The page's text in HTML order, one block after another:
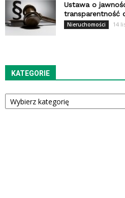
Ustawa o
transparentność
Nieruchomości 14
KATEGORIE
Kategorie